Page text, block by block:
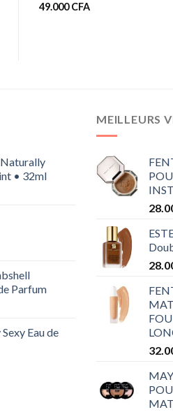
49.000CFA
• 32ml
Parfum
Eau de
MEILLEURS